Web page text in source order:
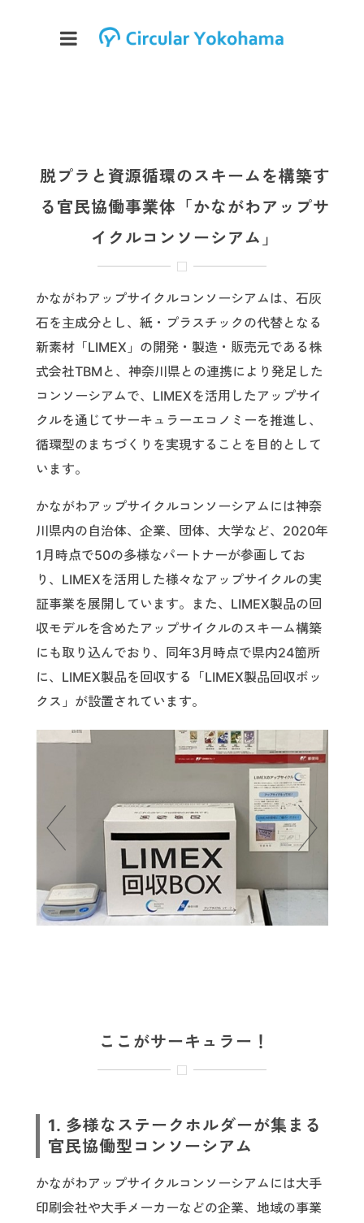
脱プラと資源循環のスキームを構築す
る官民協働事業体「かながわアップサ
イクルコンソーシアム」
かながわアップサイクルコンソーシアムは、石灰
石を主成分とし、紙・プラスチックの代替となる
新素材「LIMEX」の開発・製造・販売元である株
式会社TBMと、神奈川県との連携により発足した
コンソーシアムで、LIMEXを活用したアップサイ
クルを通じてサーキュラーエコノミーを推進し、
循環型のまちづくりを実現することを目的として
います。
かながわアップサイクルコンソーシアムには神奈
川県内の自治体、企業、団体、大学など、2020年
1月時点で50の多様なパートナーが参画してお
り、LIMEXを活用した様々なアップサイクルの実
証事業を展開しています。また、LIMEX製品の回
収モデルを含めたアップサイクルのスキーム構築
にも取り込んでおり、同年3月時点で県内24箇所
に、LIMEX製品を回収する「LIMEX製品回収ボッ
クス」が設置されています。
ここがサーキュラー！
1. 多様なステークホルダーが集まる
官民協働型コンソーシアム
かながわアップサイクルコンソーシアムには大手
印刷会社や大手メーカーなどの企業、地域の事業